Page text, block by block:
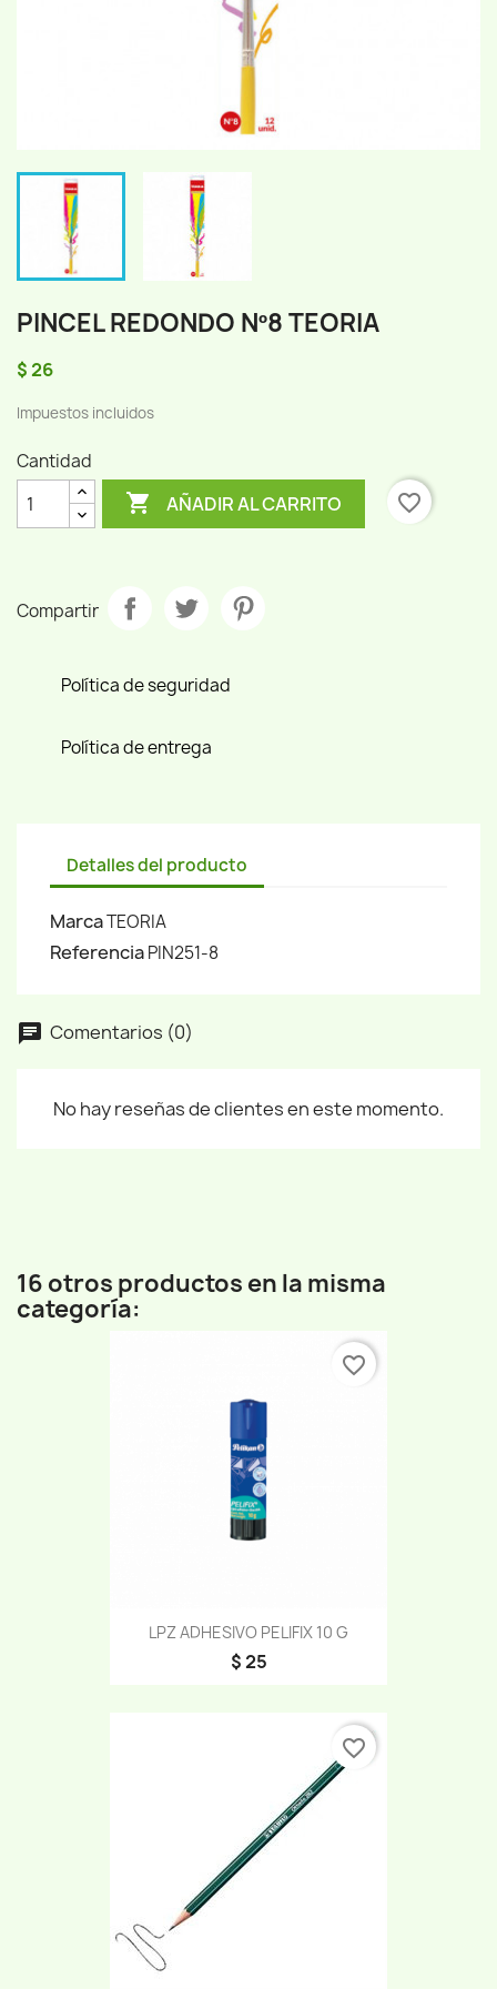
PINCEL REDONDO Nº8 TEORIA
$ 26
Impuestos incluidos
Cantidad
 AÑADIR AL CARRITO favorite_border
Compartir
Política de seguridad
Política de entrega
Detalles del producto
MarcaTEORIA
ReferenciaPIN251-8
Comentarios (0)
No hay reseñas de clientes en este momento.
16 otros productos en la misma
categoría:
LPZ ADHESIVO PELIFIX 10 G
$ 25
favorite_border
favorite_border